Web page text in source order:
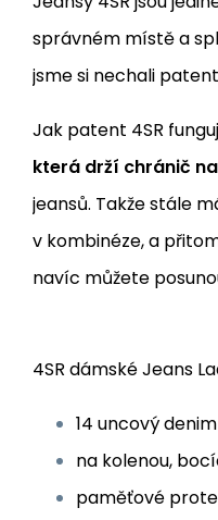
správném místě a
jsme si nechali
Jak patent 4SR
která drží chránič
jeansů. Takže stále
v kombinéze, a
navíc můžete
4SR dámské Jeans
14 uncový denim
na kolenou,
paměťové